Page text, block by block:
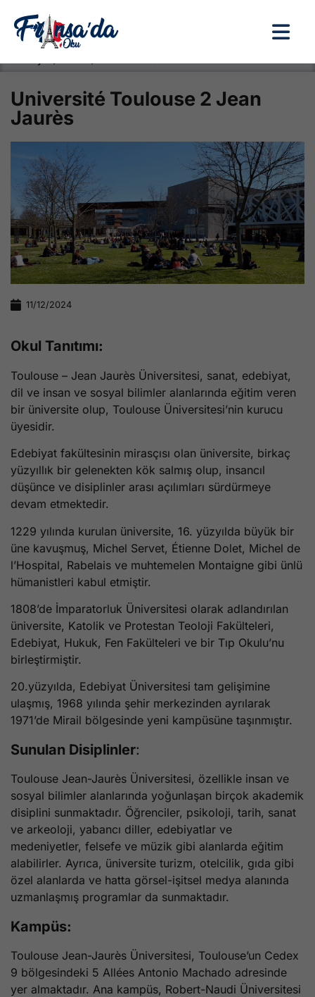
Université Toulouse 2 Jean
Jaurès
11/12/2024
Okul Tanıtımı:
Toulouse – Jean Jaurès Üniversitesi, sanat, edebiyat,
dil ve insan ve sosyal bilimler alanlarında eğitim veren
bir üniversite olup, Toulouse Üniversitesi’nin kurucu
üyesidir.
Edebiyat fakültesinin mirasçısı olan üniversite, birkaç
yüzyıllık bir gelenekten kök salmış olup, insancıl
düşünce ve disiplinler arası açılımları sürdürmeye
devam etmektedir.
1229 yılında kurulan üniversite, 16. yüzyılda büyük bir
üne kavuşmuş, Michel Servet, Étienne Dolet, Michel de
l’Hospital, Rabelais ve muhtemelen Montaigne gibi ünlü
hümanistleri kabul etmiştir.
1808’de İmparatorluk Üniversitesi olarak adlandırılan
üniversite, Katolik ve Protestan Teoloji Fakülteleri,
Edebiyat, Hukuk, Fen Fakülteleri ve bir Tıp Okulu’nu
birleştirmiştir.
20.yüzyılda, Edebiyat Üniversitesi tam gelişimine
ulaşmış, 1968 yılında şehir merkezinden ayrılarak
1971’de Mirail bölgesinde yeni kampüsüne taşınmıştır.
Sunulan Disiplinler:
Toulouse Jean-Jaurès Üniversitesi, özellikle insan ve
sosyal bilimler alanlarında yoğunlaşan birçok akademik
disiplini sunmaktadır. Öğrenciler, psikoloji, tarih, sanat
ve arkeoloji, yabancı diller, edebiyatlar ve
medeniyetler, felsefe ve müzik gibi alanlarda eğitim
alabilirler. Ayrıca, üniversite turizm, otelcilik, gıda gibi
özel alanlarda ve hatta görsel-işitsel medya alanında
uzmanlaşmış programlar da sunmaktadır.
Kampüs:
Toulouse Jean-Jaurès Üniversitesi, Toulouse’un Cedex
9 bölgesindeki 5 Allées Antonio Machado adresinde
yer almaktadır. Ana kampüs, Robert-Naudi Üniversitesi